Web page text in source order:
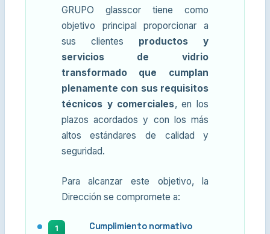
GRUPO glasscor tiene como
objetivo principal proporcionar a
sus clientes productos y
servicios de vidrio
transformado que cumplan
plenamente con sus requisitos
técnicos y comerciales, en los
plazos acordados y con los más
altos estándares de calidad y
seguridad.
Para alcanzar este objetivo, la
Dirección se compromete a:
1 Cumplimiento normativo